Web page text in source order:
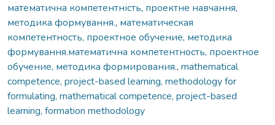
математична компетентність, проектне навчання,
методика формування., математическая
компетентность, проектное обучение, методика
формування.математична компетентность, проектное
обучение, методика формирования., mathematical
competence, project-based learning, methodology for
formulating, mathematical competence, project-based
learning, formation methodology